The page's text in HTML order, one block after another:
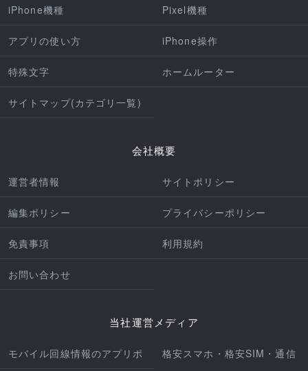
iPhone機種 Pixel機種
アプリの使い方 iPhone操作
特殊文字 ホームルーター
サイトマップ(カテゴリ一覧)
会社概要
運営者情報 サイトポリシー
編集ポリシー プライバシーポリシー
免責事項 利用規約
お問い合わせ
当社運営メディア
モバイル回線情報のアプリポ 格安スマホ・格安SIM・通信